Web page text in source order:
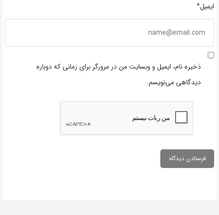
ایمیل*
ذخیره نام، ایمیل و وبسایت من در مرورگر برای زمانی که دوباره
دیدگاهی می‌نویسم.